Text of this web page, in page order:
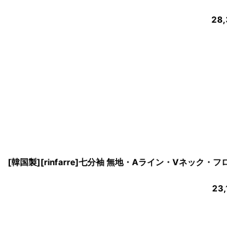
[韓国製][rinfarre]七分袖 無地・Aライン・Vネック・フ